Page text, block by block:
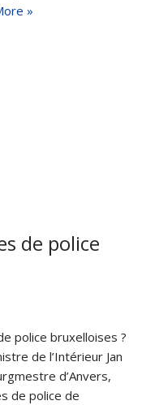
»
de police
police bruxelloises ?
de l’Intérieur Jan
d’Anvers,
de police de